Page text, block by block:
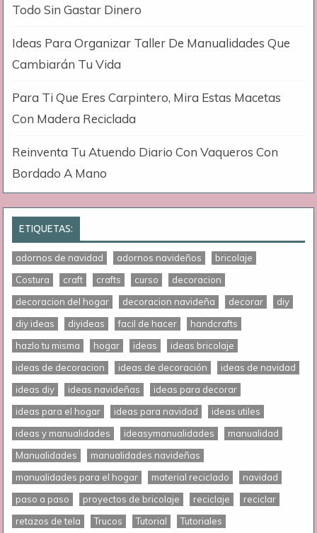
Todo Sin Gastar Dinero
Ideas Para Organizar Taller De Manualidades Que
Cambiarán Tu Vida
Para Ti Que Eres Carpintero, Mira Estas Macetas
Con Madera Reciclada
Reinventa Tu Atuendo Diario Con Vaqueros Con
Bordado A Mano
ETIQUETAS:
adornos de navidad adornos navideños
bricolaje
Costura
craft crafts curso
decoracion
decoracion del hogar
decoracion navideña decorar
diy
diy ideas
diyideas facil de hacer
handcrafts
hazlo tu misma
hogar ideas
ideas bricolaje
ideas de decoracion
ideas de decoración
ideas de navidad
ideas diy
ideas navideñas
ideas para decorar
ideas para el hogar
ideas para navidad
ideas utiles
ideas y manualidades
ideasymanualidades
manualidad
Manualidades
manualidades navideñas
manualidades para el hogar
material reciclado
navidad
paso a paso
proyectos de bricolaje reciclaje
reciclar
retazos de tela
Trucos Tutorial Tutoriales